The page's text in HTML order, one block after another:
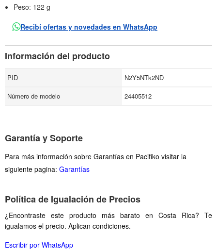
Peso: 122 g
Recibí ofertas y novedades en WhatsApp
Información del producto
PID
N2Y5NTk2ND
Número de modelo
24405512
Garantía y Soporte
Para más información sobre Garantías en Pacifiko visitar la
siguiente pagina: Garantías
Política de Igualación de Precios
¿Encontraste este producto más barato en Costa Rica? Te
igualamos el precio. Aplican condiciones.
Escribir por WhatsApp